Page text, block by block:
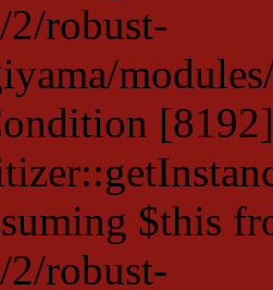
2/robust-
$this
2/robust-